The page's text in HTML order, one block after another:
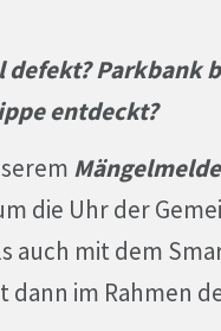
defekt? Parkbank
entdeckt?
die Uhr der
auch mit dem
dann im Rahmen